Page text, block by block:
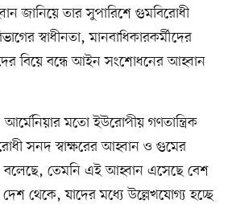
জানিয়ে তার সুপারিশে গুমবিরোধী
স্বাধীনতা, মানবাধিকারকর্মীদের
বিয়ে বন্ধে আইন সংশোধনের আহ্বান
আর্মেনিয়ার মতো ইউরোপীয় গণতান্ত্রিক
সনদ স্বাক্ষরের আহ্বান ও গুমের
বলেছে, তেমনি এই আহ্বান এসেছে বেশ
থেকে, যাদের মধ্যে উল্লেখযোগ্য হচ্ছে